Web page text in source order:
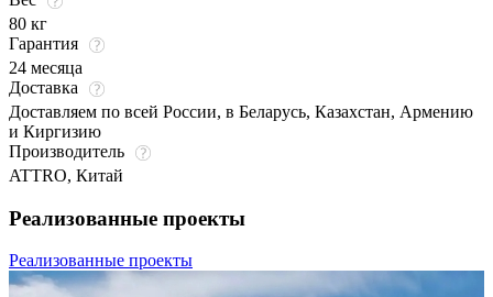
80 кг
Гарантия
24 месяца
Доставка
Доставляем по всей России, в Беларусь, Казахстан, Армению
и Киргизию
Производитель
ATTRO, Китай
Реализованные проекты
Реализованные проекты